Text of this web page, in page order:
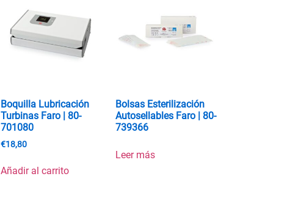
Boquilla Lubricación
Turbinas Faro | 80-
701080
€18,80
Añadir al carrito
Bolsas Esterilización
Autosellables Faro | 80-
739366
Leer más